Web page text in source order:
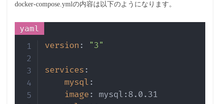
docker-compose.ymlの内容は以下のようになります。
version : "3"
services :
mysql :
image : mysql :8.0.31